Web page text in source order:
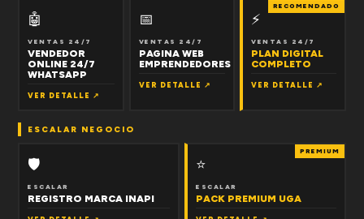
🤖
VENTAS 24/7
VENDEDOR
ONLINE 24/7
WHATSAPP
VER DETALLE ↗
📅
VENTAS 24/7
PAGINA WEB
EMPRENDEDORES
VER DETALLE ↗
RECOMENDADO
⚡
VENTAS 24/7
PLAN DIGITAL
COMPLETO
VER DETALLE ↗
ESCALAR NEGOCIO
🛡
ESCALAR
REGISTRO MARCA INAPI
PREMIUM
⭐
ESCALAR
PACK PREMIUM UGA